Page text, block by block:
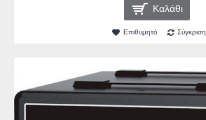
Καλάθι
Επιθυμητό Σύγκριση